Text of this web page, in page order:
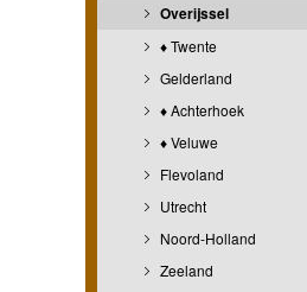
Overijssel
♦ Twente
Gelderland
♦ Achterhoek
♦ Veluwe
Flevoland
Utrecht
Noord-Holland
Zeeland